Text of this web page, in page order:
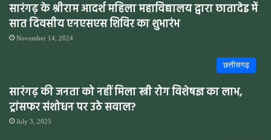
सारंगढ़ के श्रीराम आदर्श महिला महाविद्यालय द्वारा छातादेइ में
सात दिवसीय एनएसएस शिविर का शुभारंभ
November 14, 2024
छत्तीसगढ़
सारंगढ़ की जनता को नहीं मिला स्त्री रोग विशेषज्ञ का लाभ,
ट्रांसफर संशोधन पर उठे सवाल?
July 3, 2025